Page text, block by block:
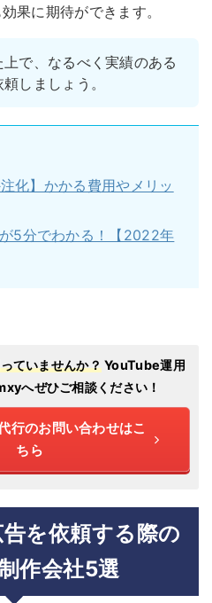
果に期待ができます。
で、なるべく実績のある
しましょう。
化】かかる費用やメリッ
5分でわかる！【2022年
ていませんか？YouTube運用
へぜひご相談ください！
行のお問い合わせはこ
ちら
を依頼する際の
作会社5選